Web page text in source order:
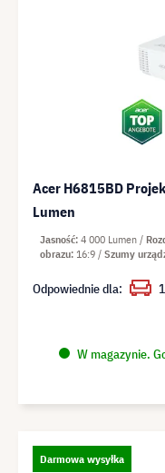
Acer H6815BD
Lumen
W magazynie.
Jasność 4 000 Lumen
obrazu 16:9 Szumy
Odpowiednie dla:
Darmowa wysyłka